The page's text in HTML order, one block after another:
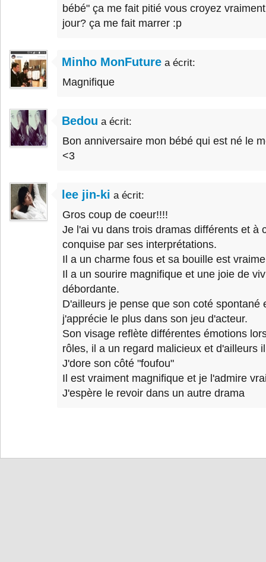
bébé" ça me fait pitié vous croyez
jour? ça me fait marrer :p
Minho MonFuture a écrit:
Magnifique
Bedou a écrit:
Bon anniversaire mon bébé qui est né le
<3
lee jin-ki a écrit:
Gros coup de coeur!!!!
Je l'ai vu dans trois dramas différents et à
conquise par ses interprétations.
Il a un charme fous et sa bouille est
Il a un sourire magnifique et une joie de
débordante.
D'ailleurs je pense que son coté spontané
j'apprécie le plus dans son jeu d'acteur.
Son visage reflète différentes émotions
rôles, il a un regard malicieux et d'ailleurs
J'dore son côté "foufou"
Il est vraiment magnifique et je l'admire
J'espère le revoir dans un autre drama